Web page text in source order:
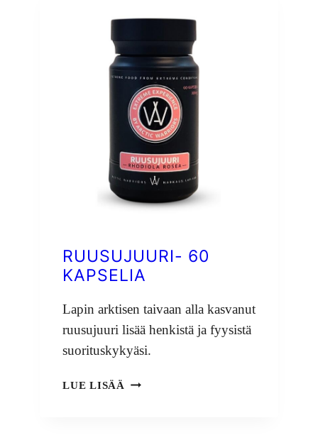
RUUSUJUURI- 60
KAPSELIA
Lapin arktisen taivaan alla kasvanut
ruusujuuri lisää henkistä ja fyysistä
suorituskykyäsi.
LUE LISÄÄ RUUSUJUURI-